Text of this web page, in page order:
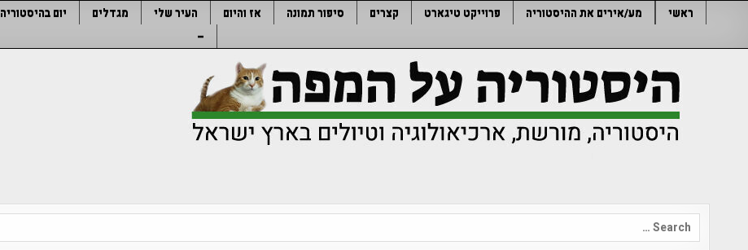
ראשי מע/אירים את ההיסטוריה פרוייקט טיגארט קצרים סיפור תמונה אז והיום העיר שלי מגדלים יום בהיסטוריה
–
Search
for: